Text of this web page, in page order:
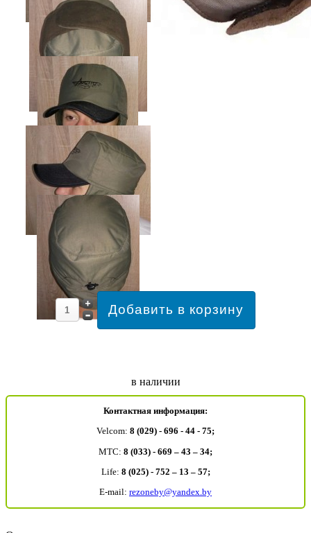
в наличии
Контактная информация:
Velcom: 8 (029) - 696 - 44 - 75;
MTC: 8 (033) - 669 – 43 – 34;
Life: 8 (025) - 752 – 13 – 57;
E-mail: rezoneby@yandex.by